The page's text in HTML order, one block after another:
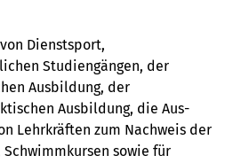
Dienstsport,
Studiengängen, der
Ausbildung, der
Ausbildung, die Aus-
Lehrkräften zum Nachweis der
sowie für